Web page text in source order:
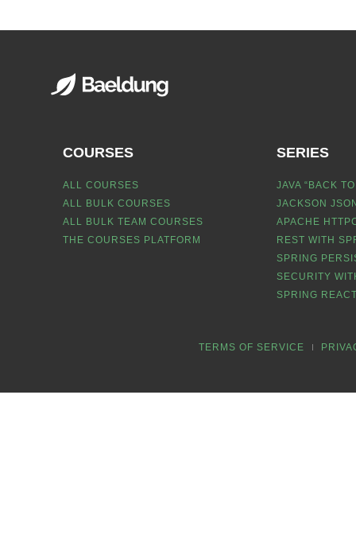
COURSES
ALL COURSES
ALL BULK COURSES
ALL BULK TEAM COURSES
THE COURSES PLATFORM
SERIES
JAVA “BACK
JACKSON
APACHE
REST WITH
SPRING
SECURITY
SPRING
TERMS OF SERVICE